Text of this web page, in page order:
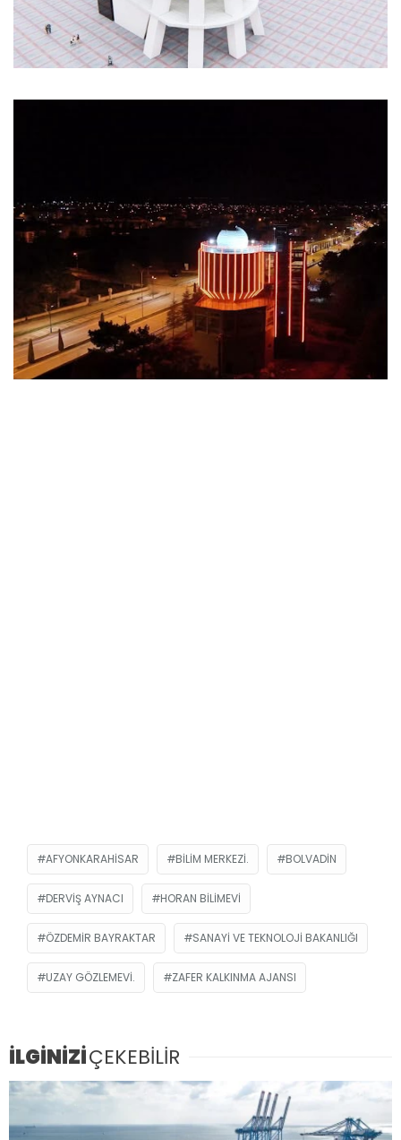
AFYONKARAHISAR BILIM MERKEZI. BOLVADIN
DERVIŞ AYNACI HORAN BILIMEVI
ÖZDEMIR BAYRAKTAR SANAYI VE TEKNOLOJI BAKANLIĞI
UZAY GÖZLEMEVI. ZAFER KALKINMA AJANSI
İLGİNİZİÇEKEBİLİR